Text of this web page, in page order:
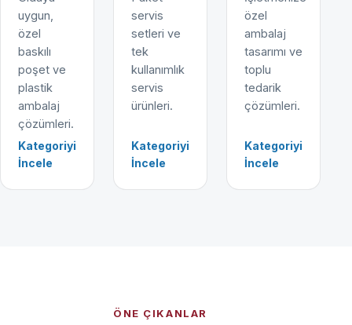
uygun,
özel
baskılı
poşet ve
plastik
ambalaj
çözümleri.
Kategoriyi
İncele
servis
setleri ve
tek
kullanımlık
servis
ürünleri.
Kategoriyi
İncele
özel
ambalaj
tasarımı ve
toplu
tedarik
çözümleri.
Kategoriyi
İncele
ÖNE ÇIKANLAR